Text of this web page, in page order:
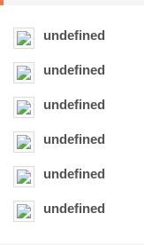
COMENTE